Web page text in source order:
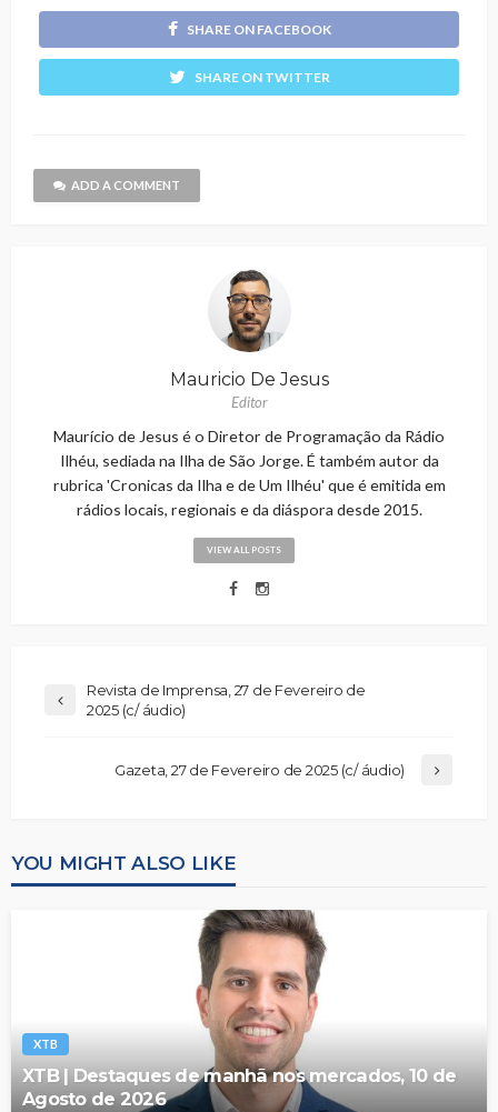
SHARE ON FACEBOOK
SHARE ON TWITTER
ADD A COMMENT
Mauricio De Jesus
Editor
Maurício de Jesus é o Diretor de Programação da Rádio
Ilhéu, sediada na Ilha de São Jorge. É também autor da
rubrica 'Cronicas da Ilha e de Um Ilhéu' que é emitida em
rádios locais, regionais e da diáspora desde 2015.
VIEW ALL POSTS
Revista de Imprensa, 27 de Fevereiro de
2025 (c/ áudio)
Gazeta, 27 de Fevereiro de 2025 (c/ áudio)
YOU MIGHT ALSO LIKE
XTB
XTB | Destaques de manhã nos mercados, 10 de
Agosto de 2026